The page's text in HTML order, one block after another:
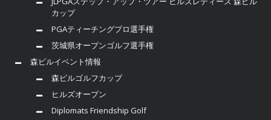
カップ
PGAティーチングプロ選手権
茨城県オープンゴルフ選手権
森ビルイベント情報
森ビルゴルフカップ
ヒルズオープン
Diplomats Friendship Golf